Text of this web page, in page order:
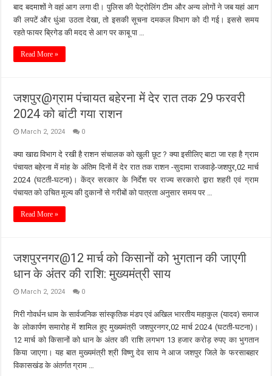
बाद बदमाशों ने वहां आग लगा दी। पुलिस की पेट्रोलिंग टीम और अन्य लोगों ने जब यहां आग
की लपटें और धुंआ उठता देखा, तो इसकी सूचना दमकल विभाग को दी गई। इससे समय
रहते फायर ब्रिगेड की मदद से आग पर काबू पा …
Read More »
जशपुर@ग्राम पंचायत बहेरना में देर रात तक 29 फरवरी
2024 को बांटी गया राशन
March 2, 2024 0
क्या खाद्य विभाग दे रखी है राशन संचालक को खुली छूट ? क्या इसीलिए बाटा जा रहा है ग्राम
पंचायत बहेरना में मांह के अंतिम दिनों में देर रात तक राशन -सुदामा राजवाड़े-जशपुर,02 मार्च
2024 (घटती-घटना)। केंद्र सरकार के निर्देश पर राज्य सरकारो द्वारा शहरी एवं ग्राम
पंचायत को उचित मूल्य की दुकानों से गरीबों को पात्रता अनुसार समय पर …
Read More »
जशपुरनगर@12 मार्च को किसानों को भुगतान की जाएगी
धान के अंतर की राशि: मुख्यमंत्री साय
March 2, 2024 0
गिरी गोवर्धन धाम के सार्वजनिक सांस्कृतिक मंडप एवं अखिल भारतीय महाकुल (यादव) समाज
के लोकार्पण समारोह में शामिल हुए मुख्यमंत्री जशपुरनगर,02 मार्च 2024 (घटती-घटना)।
12 मार्च को किसानों को धान के अंतर की राशि लगभग 13 हजार करोड़ रुपए का भुगतान
किया जाएगा। यह बात मुख्यमंत्री श्री विष्णु देव साय ने आज जशपुर जिले के फरसाबहार
विकासखंड के अंतर्गत ग्राम …